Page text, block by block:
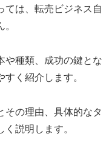
ては、転売ビジネス自
や種類、成功の鍵とな
く紹介します。
その理由、具体的なタ
説明します。